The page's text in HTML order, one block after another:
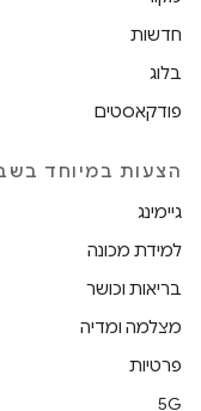
חדשות
בלוג
פודקאסטים
הצעות במיוחד
גיימינג
למידת מכונה
בריאות וכושר
מצלמה ומדיה
פרטיות
5G